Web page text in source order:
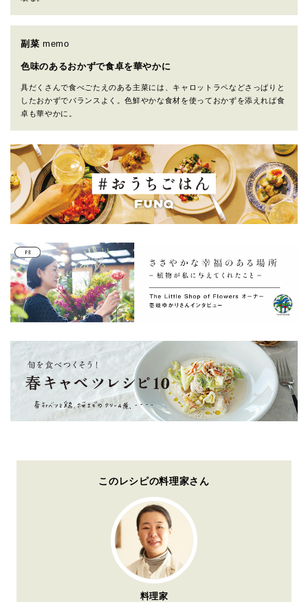
副菜 memo
色味のあるおかずで食卓を華やかに
具だくさんで食べごたえのある主菜には、キャロットラペなどさっぱりと
したおかずでバランスよく。色鮮やかな食材を使っておかずを添えれば食
卓も華やかに。
このレシピの料理家さん
料理家